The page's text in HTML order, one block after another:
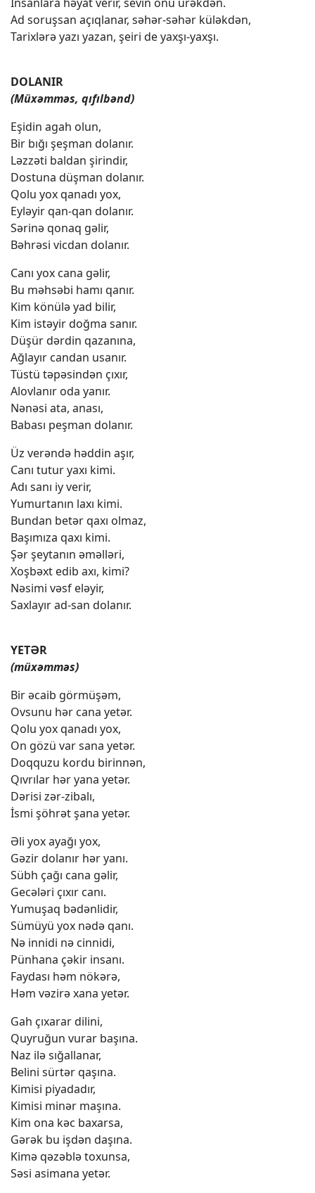
Ad soruşsan açıqlanar, səhər-səhər küləkdən,
Tarixlərə yazı yazan, şeiri de yaxşı-yaxşı.
DOLANIR
(Müxəmməs, qıfılbənd)
Eşidin agah olun,
Bir bığı şeşman dolanır.
Ləzzəti baldan şirindir,
Dostuna düşman dolanır.
Qolu yox qanadı yox,
Eyləyir qan-qan dolanır.
Sərinə qonaq gəlir,
Bəhrəsi vicdan dolanır.
Canı yox cana gəlir,
Bu məhsəbi hamı qanır.
Kim könülə yad bilir,
Kim istəyir doğma sanır.
Düşür dərdin qazanına,
Ağlayır candan usanır.
Tüstü təpəsindən çıxır,
Alovlanır oda yanır.
Nənəsi ata, anası,
Babası peşman dolanır.
Üz verəndə həddin aşır,
Canı tutur yaxı kimi.
Adı sanı iy verir,
Yumurtanın laxı kimi.
Bundan betər qaxı olmaz,
Başımıza qaxı kimi.
Şər şeytanın əməlləri,
Xoşbəxt edib axı, kimi?
Nəsimi vəsf eləyir,
Saxlayır ad-san dolanır.
YETƏR
(müxəmməs)
Bir əcaib görmüşəm,
Ovsunu hər cana yetər.
Qolu yox qanadı yox,
On gözü var sana yetər.
Doqquzu kordu birinnən,
Qıvrılar hər yana yetər.
Dərisi zər-zibalı,
İsmi şöhrət şana yetər.
Əli yox ayağı yox,
Gəzir dolanır hər yanı.
Sübh çağı cana gəlir,
Gecələri çıxır canı.
Yumuşaq bədənlidir,
Sümüyü yox nədə qanı.
Nə innidi nə cinnidi,
Pünhana çəkir insanı.
Faydası həm nökərə,
Həm vəzirə xana yetər.
Gah çıxarar dilini,
Quyruğun vurar başına.
Naz ilə sığallanar,
Belini sürtər qaşına.
Kimisi piyadadır,
Kimisi minər maşına.
Kim ona kəc baxarsa,
Gərək bu işdən daşına.
Kimə qəzəblə toxunsa,
Səsi asimana yetər.